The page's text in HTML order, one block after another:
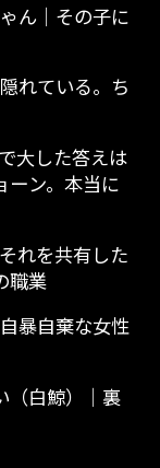
ん│その子に
れている。ち
大した答えは
ーン。本当に
れを共有した
職業
暴自棄な女性
（白鯨）│裏